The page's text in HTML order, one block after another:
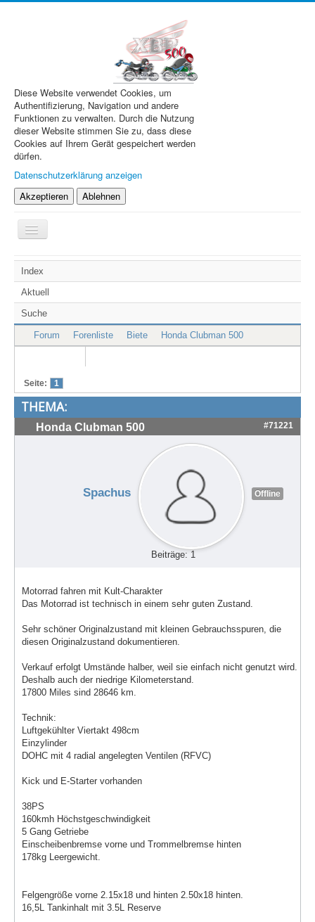
Diese Website verwendet Cookies, um
Authentifizierung, Navigation und andere
Funktionen zu verwalten. Durch die Nutzung
dieser Website stimmen Sie zu, dass diese
Cookies auf Ihrem Gerät gespeichert werden
dürfen.
Datenschutzerklärung anzeigen
Akzeptieren
Ablehnen
Navigation
an/aus
XBR.de
Technik
Forum
Treffen & Touren
Suche
Index
Aktuell
Suche
Forum Forenliste Biete Honda Clubman 500
Seite: 1
THEMA:
Honda Clubman 500 #71221
Spachus Offline
Beiträge: 1
Motorrad fahren mit Kult-Charakter
Das Motorrad ist technisch in einem sehr guten Zustand.
Sehr schöner Originalzustand mit kleinen Gebrauchsspuren, die
diesen Originalzustand dokumentieren.
Verkauf erfolgt Umstände halber, weil sie einfach nicht genutzt wird.
Deshalb auch der niedrige Kilometerstand.
17800 Miles sind 28646 km.
Technik:
Luftgekühlter Viertakt 498cm
Einzylinder
DOHC mit 4 radial angelegten Ventilen (RFVC)
Kick und E-Starter vorhanden
38PS
160kmh Höchstgeschwindigkeit
5 Gang Getriebe
Einscheibenbremse vorne und Trommelbremse hinten
178kg Leergewicht.
Felgengröße vorne 2.15x18 und hinten 2.50x18 hinten.
16,5L Tankinhalt mit 3.5L Reserve